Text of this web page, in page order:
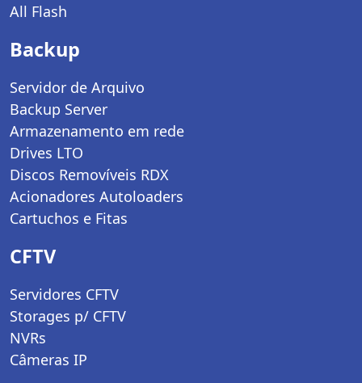
All Flash
Backup
Servidor de Arquivo
Backup Server
Armazenamento em rede
Drives LTO
Discos Removíveis RDX
Acionadores Autoloaders
Cartuchos e Fitas
CFTV
Servidores CFTV
Storages p/ CFTV
NVRs
Câmeras IP